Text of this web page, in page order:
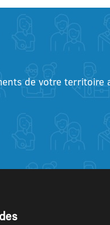
de votre territoire